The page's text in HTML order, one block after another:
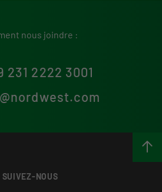
nous joindre :
231 2222 3001
SUIVEZ-NOUS